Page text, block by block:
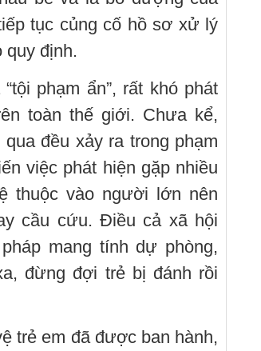
tục củng cố hồ sơ xử lý
quy định.
phạm ẩn”, rất khó phát
toàn thế giới. Chưa kể,
đều xảy ra trong phạm
việc phát hiện gặp nhiều
thuộc vào người lớn nên
cầu cứu. Điều cả xã hội
mang tính dự phòng,
đừng đợi trẻ bị đánh rồi
trẻ em đã được ban hành,